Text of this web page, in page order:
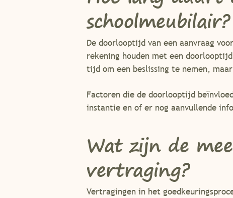
schoolmeubilair?
De doorlooptijd van een aanvraag voor
rekening houden met een
tijd om een beslissing te nemen,
Factoren die de doorlooptijd
instantie en of er nog aanvullende
Wat zijn de
vertraging?
Vertragingen in het